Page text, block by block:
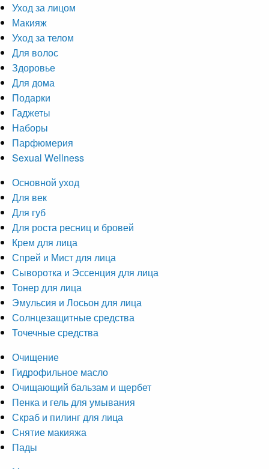
Уход за лицом
Макияж
Уход за телом
Для волос
Здоровье
Для дома
Подарки
Гаджеты
Наборы
Парфюмерия
Sexual Wellness
Основной уход
Для век
Для губ
Для роста ресниц и бровей
Крем для лица
Спрей и Мист для лица
Сыворотка и Эссенция для лица
Тонер для лица
Эмульсия и Лосьон для лица
Солнцезащитные средства
Точечные средства
Очищение
Гидрофильное масло
Очищающий бальзам и щербет
Пенка и гель для умывания
Скраб и пилинг для лица
Снятие макияжа
Пады